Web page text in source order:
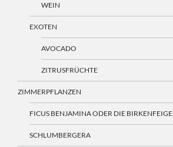
WEIN
EXOTEN
AVOCADO
ZITRUSFRÜCHTE
ZIMMERPFLANZEN
FICUS BENJAMINA ODER DIE BIRKENFEIGE
SCHLUMBERGERA